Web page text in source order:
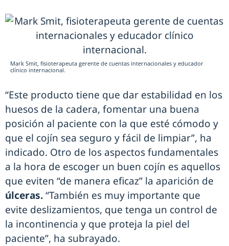
Mark Smit, fisioterapeuta gerente de cuentas internacionales y educador
clínico internacional.
“Este producto tiene que dar estabilidad en los
huesos de la cadera, fomentar una buena
posición al paciente con la que esté cómodo y
que el cojín sea seguro y fácil de limpiar”, ha
indicado. Otro de los aspectos fundamentales
a la hora de escoger un buen cojín es aquellos
que eviten “de manera eficaz” la aparición de
úlceras.“También es muy importante que
evite deslizamientos, que tenga un control de
la incontinencia y que proteja la piel del
paciente”, ha subrayado.